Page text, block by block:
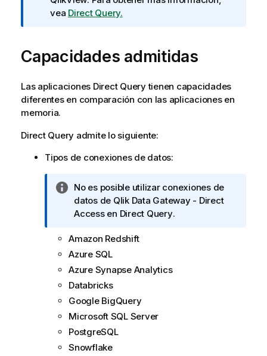
a
f
o
m
a
t
i
a
vea Direct Query.
Capacidades admitidas
Las aplicaciones Direct Querytienen capacidades
diferentes en comparación con las aplicaciones en
memoria.
Direct Query admite lo siguiente:
Tipos de conexiones de datos:
N
o
t
i
n
f
m
a
t
i
No es posible utilizar conexiones de
datos de Qlik Data Gateway - Direct
Accessen Direct Query.
Amazon Redshift
Azure SQL
Azure Synapse Analytics
Databricks
Google BigQuery
Microsoft SQL Server
PostgreSQL
Snowflake